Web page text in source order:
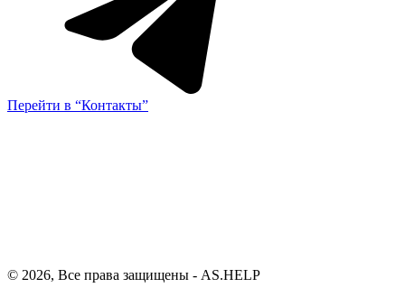
Перейти в “Контакты”
© 2026, Все права защищены - AS.HELP